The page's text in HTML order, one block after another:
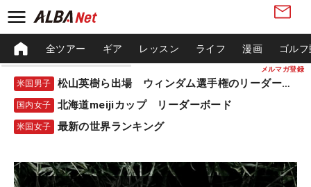
メルマガ登録
全ツアー ギア レッスン ライフ 漫画 ゴル
米国男子 松山英樹ら出場 ウィンダム選手権のリーダーボード
国内女子 北海道meijiカップ リーダーボード
米国女子 最新の世界ランキング